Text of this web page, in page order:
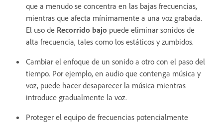
que a menudo se concentra en las bajas frecuencias,
mientras que afecta mínimamente a una voz grabada.
El uso de Recorrido bajo puede eliminar sonidos de
alta frecuencia, tales como los estáticos y zumbidos.
Cambiar el enfoque de un sonido a otro con el paso del
tiempo. Por ejemplo, en audio que contenga música y
voz, puede hacer desaparecer la música mientras
introduce gradualmente la voz.
Proteger el equipo de frecuencias potencialmente